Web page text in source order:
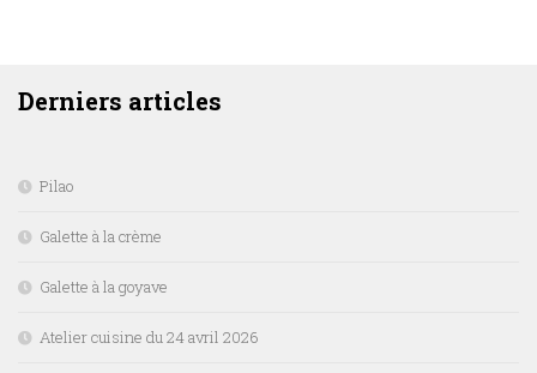
Derniers articles
Pilao
Galette à la crème
Galette à la goyave
Atelier cuisine du 24 avril 2026